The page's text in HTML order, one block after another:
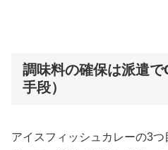
調味料の確保は派遣
手段）
アイスフィッシュカレーの3つ